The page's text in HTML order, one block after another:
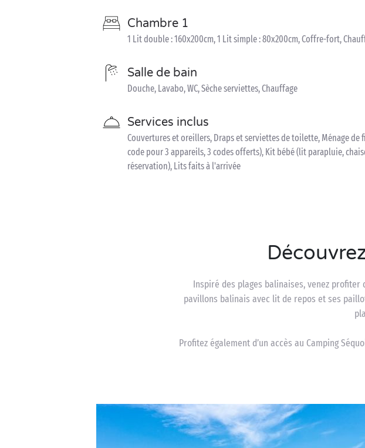
Chambre 1
1 Lit double : 160x200cm, 1 Lit simple : 80x200cm, Coffre-fort,
Salle de bain
Douche, Lavabo, WC, Sèche serviettes, Chauffage
Services inclus
Couvertures et oreillers, Draps et serviettes de toilette, Ménage de
code pour 3 appareils, 3 codes offerts), Kit bébé (lit parapluie,
réservation), Lits faits à l'arrivée
Inspiré des plages balinaises, venez profiter
pavillons balinais avec lit de repos et ses
Profitez également d’un accès au Camping